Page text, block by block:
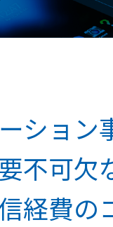
ション
不可欠
経費の